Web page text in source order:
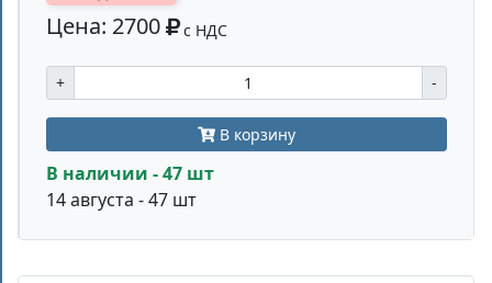
Цена: 2700 с НДС
+ -
В корзину
В наличии - 47 шт
14 августа - 47 шт